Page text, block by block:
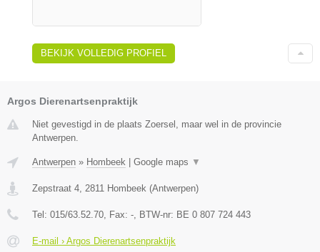
BEKIJK VOLLEDIG PROFIEL
Argos Dierenartsenpraktijk
Niet gevestigd in de plaats Zoersel, maar wel in de provincie
Antwerpen.
Antwerpen » Hombeek Google maps ▼
Zepstraat 4 2811 Hombeek (Antwerpen)
Tel: 015/63.52.70 , Fax: - , BTW-nr: BE 0 807 724 443
E-mail › Argos Dierenartsenpraktijk